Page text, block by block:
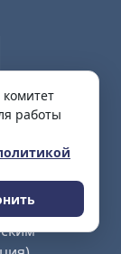
и (или)
работы